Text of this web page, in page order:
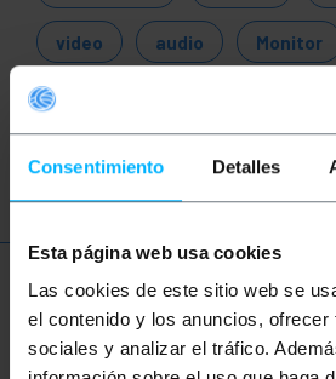
Consentimiento Detalles
Esta página web usa cookies
Las cookies de este sitio web se
el contenido y los anuncios, ofrecer
sociales y analizar el tráfico.
video audio Monitor
Mehr Info